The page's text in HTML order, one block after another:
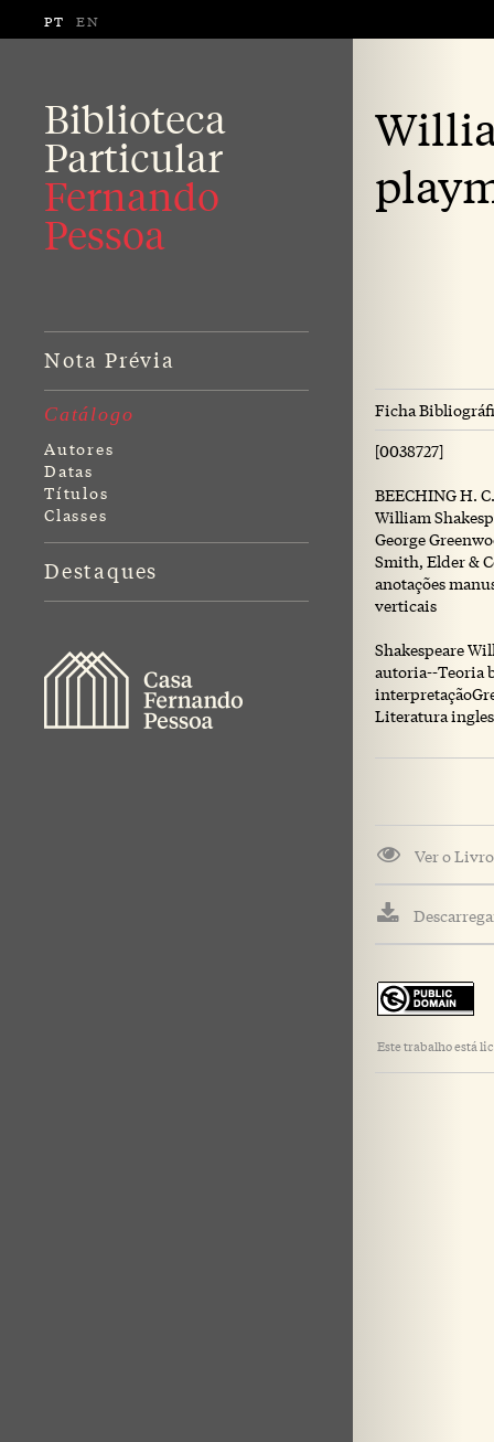
PT EN
Biblioteca
Particular
Fernando
Pessoa
Nota Prévia
Catálogo
Autores
Datas
Títulos
Classes
Destaques
Ficha
[0038727]
BEECHING H.
William
George
Smith, Elder &
anotações
verticais
Shakespeare
autoria--Teoria
Literatura
Ver o Livro
Este trabalho está